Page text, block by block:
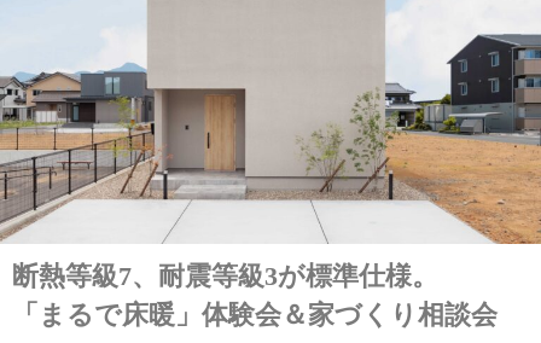
断熱等級7、耐震等級3が標準仕様。
「まるで床暖」体験会＆家づくり相談会